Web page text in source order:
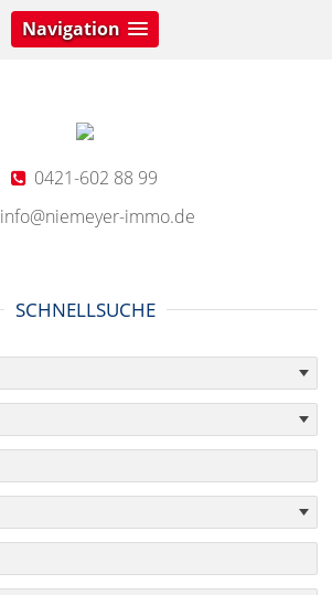
Navigation
0421-602 88 99
info@niemeyer-immo.de
SCHNELLSUCHE